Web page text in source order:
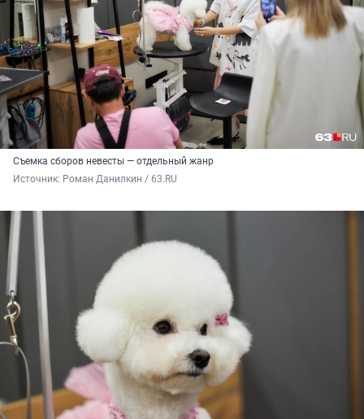
Съемка сборов невесты — отдельный жанр
Источник: Роман Данилкин / 63.RU